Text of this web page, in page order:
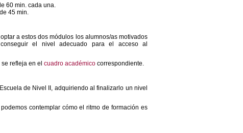
60 min. cada una.
45 min.
a estos dos módulos los alumnos/as motivados
el nivel adecuado para el acceso al
refleja en el cuadro académico correspondiente.
de Nivel II, adquiriendo al finalizarlo un nivel
contemplar cómo el ritmo de formación es